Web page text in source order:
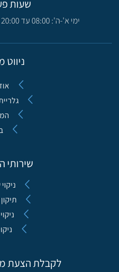
שעות
ימי א'-ה': 08:00 עד 20:00 | יום ו' 08:00 עד 16:00
ניווט
שירותי
לקבלת הצעת